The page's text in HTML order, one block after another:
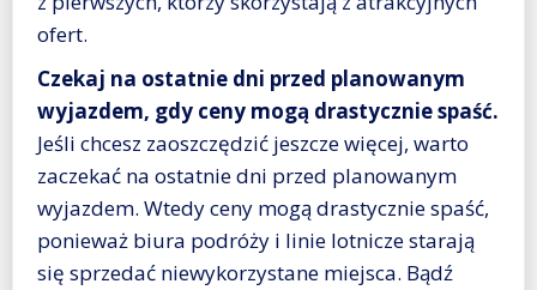
ofert.
Czekaj na ostatnie dni przed planowanym
wyjazdem, gdy ceny mogą drastycznie spaść.
Jeśli chcesz zaoszczędzić jeszcze więcej, warto
zaczekać na ostatnie dni przed planowanym
wyjazdem. Wtedy ceny mogą drastycznie spaść,
ponieważ biura podróży i linie lotnicze starają
się sprzedać niewykorzystane miejsca. Bądź